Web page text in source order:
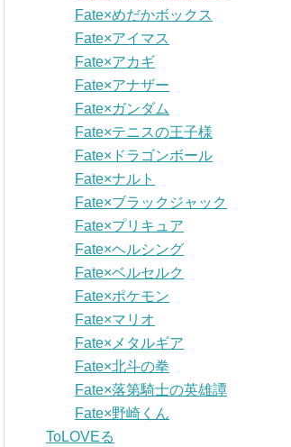
Fate×めだかボックス
Fate×アイマス
Fate×アカギ
Fate×アナザー
Fate×ガンダム
Fate×テニスの王子様
Fate×ドラゴンボール
Fate×ナルト
Fate×ブラックジャック
Fate×プリキュア
Fate×ヘルシング
Fate×ベルセルク
Fate×ポケモン
Fate×マリオ
Fate×メタルギア
Fate×北斗の拳
Fate×落第騎士の英雄譚
Fate×野崎くん
ToLOVEる